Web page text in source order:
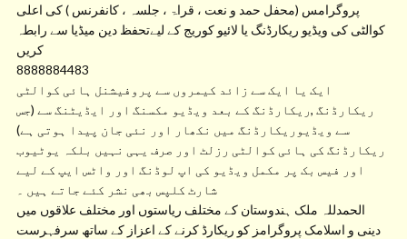
پروگرامس (محفل حمد و نعت ، قراۃ ، جلسہ ، کانفرنس ) کی اعلی
کوالٹی کی ویڈیو ریکارڈنگ یا لائیو کوریج کے لیےتحفظ دین میڈیا سے رابطہ
کریں
8888884483
ایک یا ایک سے زائد کیمروں سے پروفیشنل ہائی کوالٹی
ریکارڈنگ ,ریکارڈنگ کے بعد ویڈیو مکسنگ اور ایڈیٹنگ سے (جس
سے ویڈیوریکارڈنگ میں نکھار اور نئی جان پیدا ہوتی ہے)
ریکارڈنگ کی ہائی کوالٹی رزلٹ اور صرف یہی نہیں بلکہ یوٹیوب
اور فیس بک پر مکمل ویڈیو کی اپ لوڈنگ اور واٹس ایپ کے لیے
شارٹ کلپس بھی نشر کئے جاتے ہیں ۔
الحمدللہ ملک ہندوستان کے مختلف ریاستوں اور مختلف علاقوں میں
دینی و اسلامک پروگرامز کو ریکارڈ کرنے کے اعزاز کے ساتھ سرفہرست